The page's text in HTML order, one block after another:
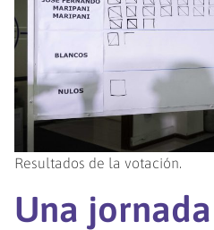
Resultados de la votación.
Una jornada